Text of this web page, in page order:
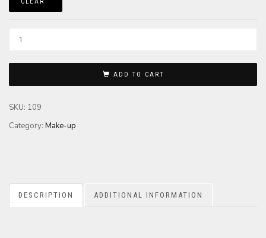
CLEAR
ADD TO CART
SKU: 109
Category: Make-up
DESCRIPTION ADDITIONAL INFORMATION